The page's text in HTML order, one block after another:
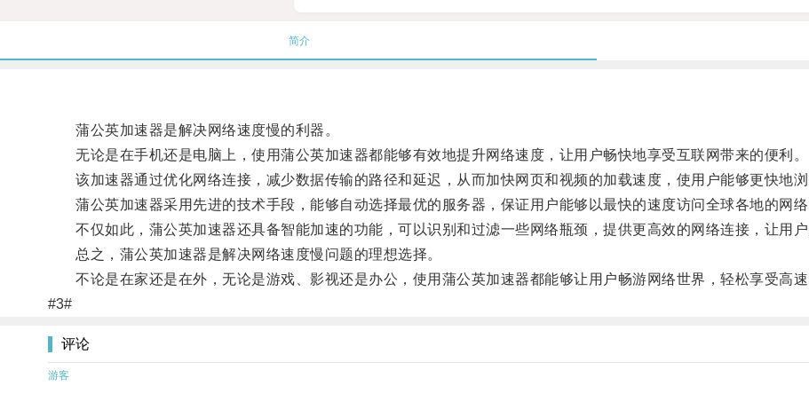
简介
蒲公英加速器是解决网络速度慢的利器。
无论是在手机还是电脑上，使用蒲公英加速器都能够有效地提升网络速度，让用户畅快地享受互联网带来的便利。
该加速器通过优化网络连接，减少数据传输的路径和延迟，从而加快网页和视频的加载速度，使用户能够更快地浏
蒲公英加速器采用先进的技术手段，能够自动选择最优的服务器，保证用户能够以最快的速度访问全球各地的网络
不仅如此，蒲公英加速器还具备智能加速的功能，可以识别和过滤一些网络瓶颈，提供更高效的网络连接，让用户
总之，蒲公英加速器是解决网络速度慢问题的理想选择。
不论是在家还是在外，无论是游戏、影视还是办公，使用蒲公英加速器都能够让用户畅游网络世界，轻松享受高速
#3#
评论
游客